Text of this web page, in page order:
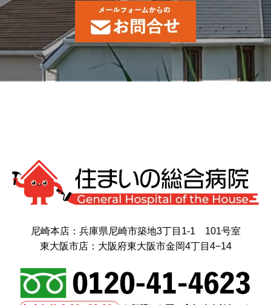
尼崎本店：兵庫県尼崎市築地3丁目1-1 101号室
東大阪市店：大阪府東大阪市金岡4丁目4−14